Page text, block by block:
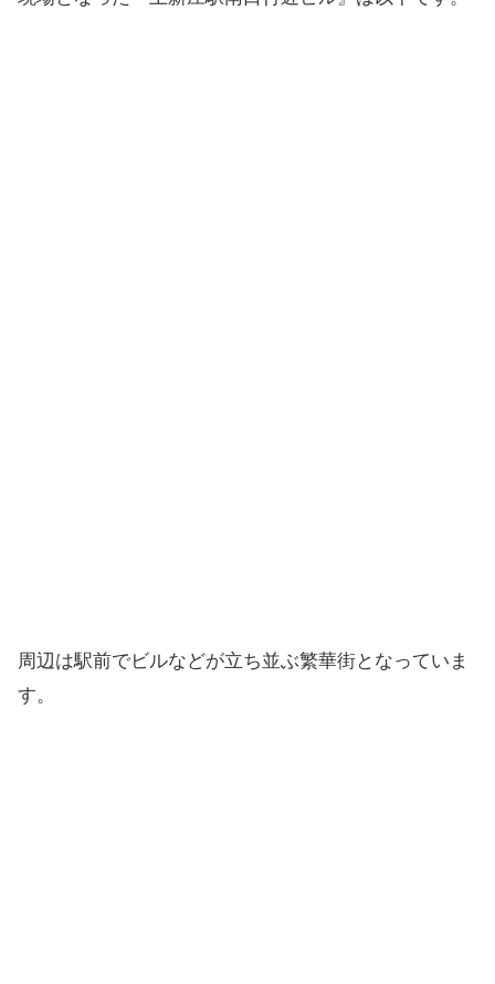
周辺は駅前でビルなどが立ち並ぶ繁華街となっていま
す。